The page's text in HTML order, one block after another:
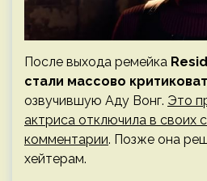
После выхода ремейка
стали массово
озвучившую Аду Вонг. Это
актриса отключила в своих
комментарии. Позже она
хейтерам.